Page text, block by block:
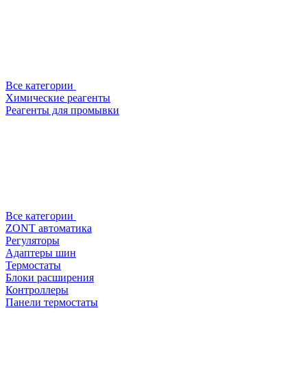
Все категории
Химические реагенты
Реагенты для промывки
Все категории
ZONT автоматика
Регуляторы
Адаптеры шин
Термостаты
Блоки расширения
Контроллеры
Панели термостаты